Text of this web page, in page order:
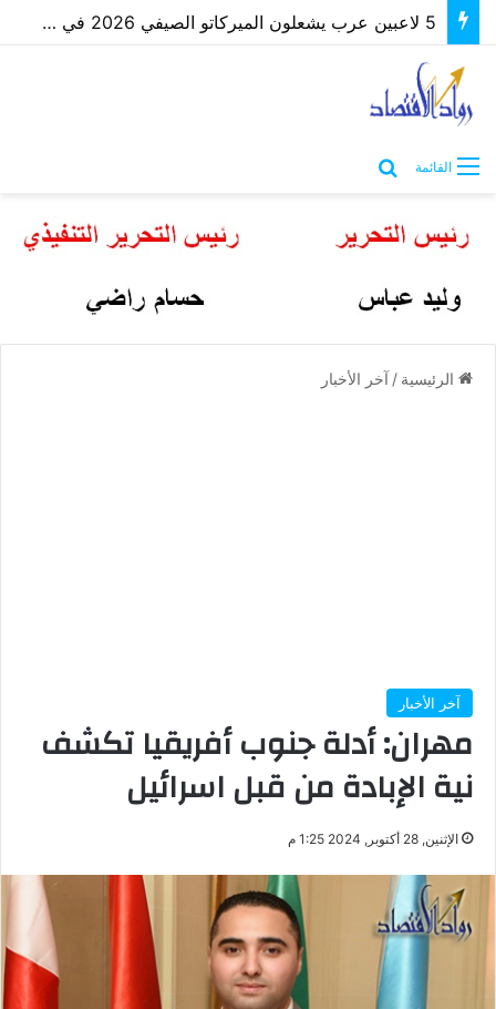
القائمة
الرئيسية / آخر الأخبار
آخر الأخبار
مهران: أدلة جنوب أفريقيا تكشف
نية الإبادة من قبل اسرائيل
الإثنين, 28 أكتوبر, 2024 1:25 م